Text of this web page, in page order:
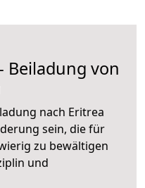
Beiladung von
nach Eritrea
sein, die für
zu bewältigen
und